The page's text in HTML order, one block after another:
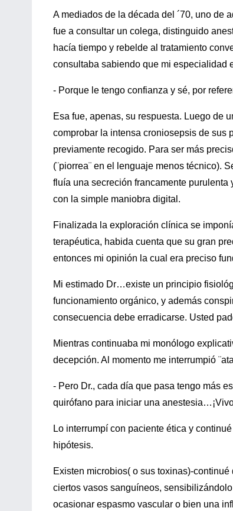
A mediados de la década del ´70, uno de
fue a consultar un colega, distinguido
hacía tiempo y rebelde al tratamiento
consultaba sabiendo que mi especialidad
- Porque le tengo confianza y sé, por
Esa fue, apenas, su respuesta. Luego de
comprobar la intensa croniosepsis de sus
previamente recogido. Para ser más
(¨piorrea¨ en el lenguaje menos técnico).
fluía una secreción francamente
con la simple maniobra digital.
Finalizada la exploración clínica se
terapéutica, habida cuenta que su gran
entonces mi opinión la cual era preciso
Mi estimado Dr…existe un principio
funcionamiento orgánico, y además
consecuencia debe erradicarse. Usted
Mientras continuaba mi monólogo
decepción. Al momento me interrumpió
- Pero Dr., cada día que pasa tengo más
quirófano para iniciar una
Lo interrumpí con paciente ética y
hipótesis.
Existen microbios( o sus toxinas)-
ciertos vasos sanguíneos,
ocasionar espasmo vascular o bien una